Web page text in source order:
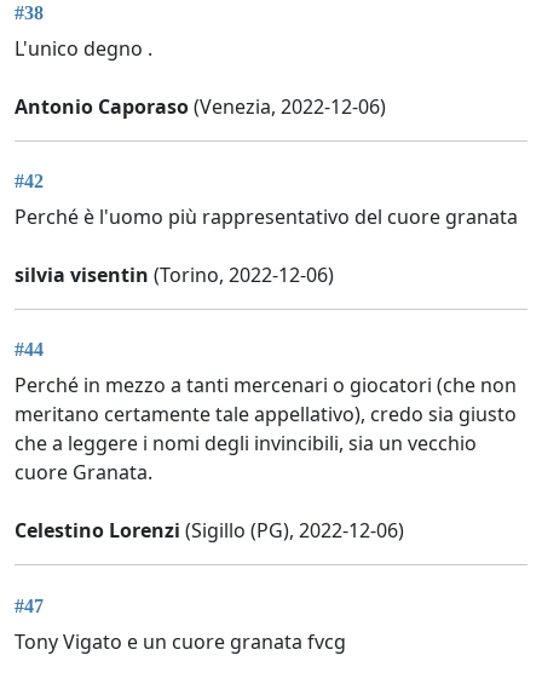
#38
L'unico degno .
Antonio Caporaso(Venezia, 2022-12-06)
#42
Perché è l'uomo più rappresentativo del cuore granata
silvia visentin (Torino, 2022-12-06)
#44
Perché in mezzo a tanti mercenari o giocatori (che non
meritano certamente tale appellativo), credo sia giusto
che a leggere i nomi degli invincibili, sia un vecchio
cuore Granata.
Celestino Lorenzi (Sigillo (PG), 2022-12-06)
#47
Tony Vigato e un cuore granata fvcg